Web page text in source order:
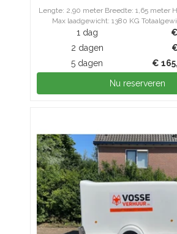
Lengte: 2,90 meter Breedte: 1,65 meter
Max laadgewicht: 1380 KG
1 dag €
2 dagen
5 dagen
€
Nu reserveren